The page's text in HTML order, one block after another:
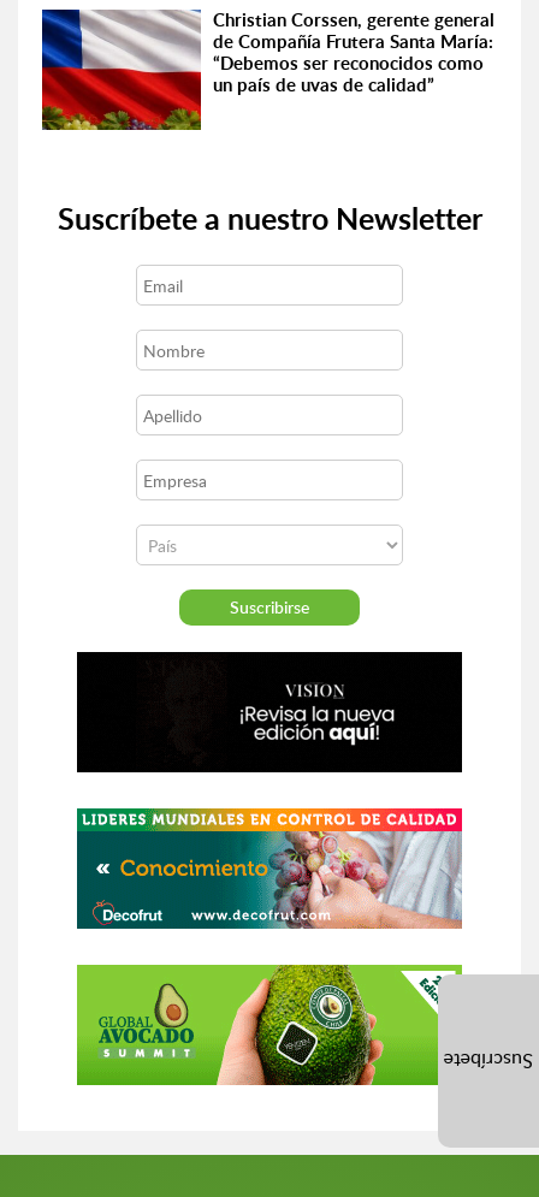
Christian Corssen, gerente general
de Compañía Frutera Santa María:
“Debemos ser reconocidos como
un país de uvas de calidad”
Suscríbete a nuestro Newsletter
Suscríbete